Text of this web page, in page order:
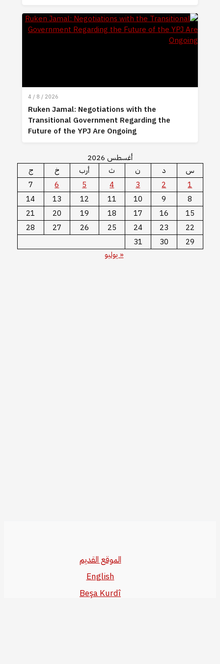
4 / 8 / 2026
Ruken Jamal: Negotiations with the
Transitional Government Regarding the
Future of the YPJ Are Ongoing
أغسطس 2026
س
د ن ث أرب خ
ج
1
2
3
4
5
6
7
8
9
10
11
12
13
14
15
16
17
18
19
20
21
22
23
24
25
26
27
28
29
30
31
« يوليو
الموقع القديم
English
Beşa Kurdî